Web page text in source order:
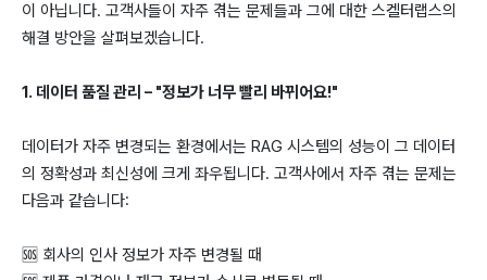
이 아닙니다. 고객사들이 자주 겪는 문제들과 그에 대한 스켈터랩스의
해결 방안을 살펴보겠습니다.
1. 데이터 품질 관리 – "정보가 너무 빨리 바뀌어요!"
데이터가 자주 변경되는 환경에서는 RAG 시스템의 성능이 그 데이터
의 정확성과 최신성에 크게 좌우됩니다. 고객사에서 자주 겪는 문제는
다음과 같습니다:
🆘 회사의 인사 정보가 자주 변경될 때